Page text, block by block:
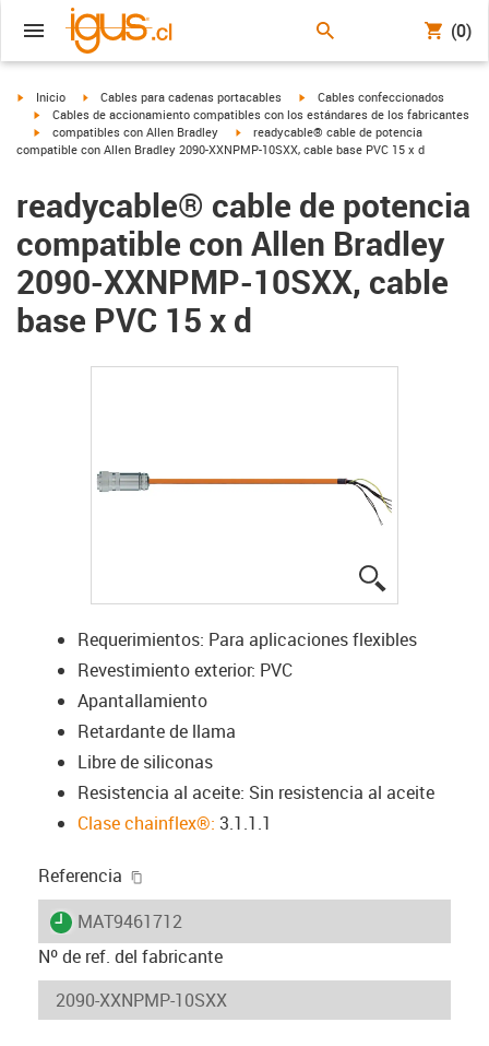
(0)
igus-icon-arrow-right
Inicio igus-icon-arrow-right
Cables para cadenas portacables igus-icon-arrow-right
Cables confeccionados
igus-icon-arrow-right
Cables de accionamiento compatibles con los estándares de los fabricantes
igus-icon-arrow-right
compatibles con Allen Bradley igus-icon-arrow-right
readycable® cable de potencia
compatible con Allen Bradley 2090-XXNPMP-10SXX, cable base PVC 15 x d
readycable® cable de potencia
compatible con Allen Bradley
2090-XXNPMP-10SXX, cable
base PVC 15 x d
Requerimientos: Para aplicaciones flexibles
Revestimiento exterior: PVC
Apantallamiento
Retardante de llama
Libre de siliconas
Resistencia al aceite: Sin resistencia al aceite
Clase chainflex®: 3.1.1.1
Referencia
igus-icon-lieferzeit
MAT9461712
Nº de ref. del fabricante